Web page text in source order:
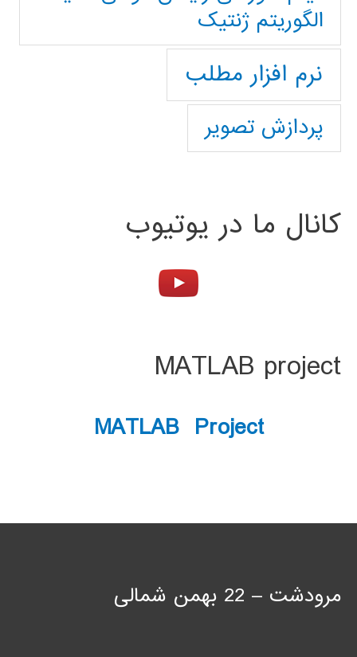
الگوریتم ژنتیک
نرم افزار مطلب
پردازش تصویر
کانال ما در یوتیوب
MATLAB project
MATLAB Project
مرودشت – 22 بهمن شمالی